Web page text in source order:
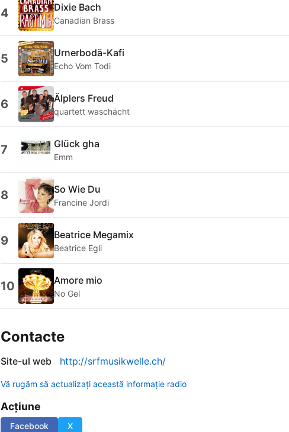
4 Dixie Bach
Canadian Brass
5 Urnerbodä-Kafi
Echo Vom Todi
6 Älplers Freud
quartett waschächt
7 Glück gha
Emm
8 So Wie Du
Francine Jordi
9 Beatrice Megamix
Beatrice Egli
10 Amore mio
No Gel
Contacte
Site-ul web http://srfmusikwelle.ch/
Vă rugăm să actualizați această informație radio
Acțiune
Facebook X